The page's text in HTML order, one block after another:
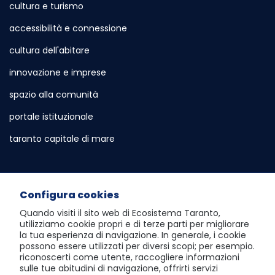
cultura e turismo
accessibilità e connessione
cultura dell'abitare
innovazione e imprese
spazio alla comunità
portale istituzionale
taranto capitale di mare
sportello telematico polifunzionale
atlante dei progetti e dei risultati
visita Taranto dall'alto
Configura cookies
Quando visiti il sito web di Ecosistema Taranto,
utilizziamo cookie propri e di terze parti per migliorare
la tua esperienza di navigazione. In generale, i cookie
possono essere utilizzati per diversi scopi; per esempio.
riconoscerti come utente, raccogliere informazioni
sulle tue abitudini di navigazione, offrirti servizi